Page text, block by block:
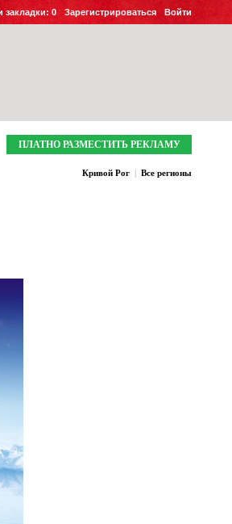
Войти
Зарегистрироваться
закладки: 0
ПЛАТНО РАЗМЕСТИТЬ РЕКЛАМУ
Кривой Рог | Все регионы